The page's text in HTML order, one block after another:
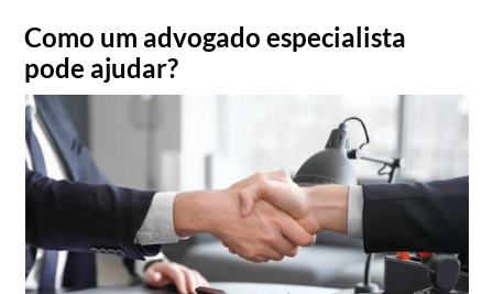
Como um advogado especialista
pode ajudar?